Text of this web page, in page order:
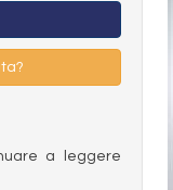
a leggere